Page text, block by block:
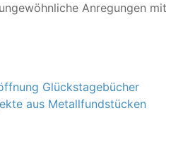
Anre­gun­gen mit
Glückstagebücher
aus Metallfundstücken